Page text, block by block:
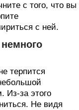
с того, что вы
с ней.
терпится
Из-за этого
Не видя